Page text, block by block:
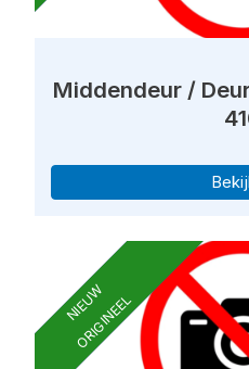
Middendeur /
NIEUW
ORIGINEEL